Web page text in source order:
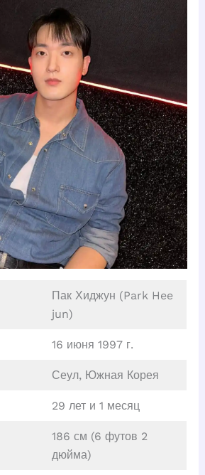
Пак Хиджун (Park Hee
jun)
16 июня 1997 г.
Сеул, Южная Корея
29 лет и 1 месяц
186 см (6 футов 2
дюйма)